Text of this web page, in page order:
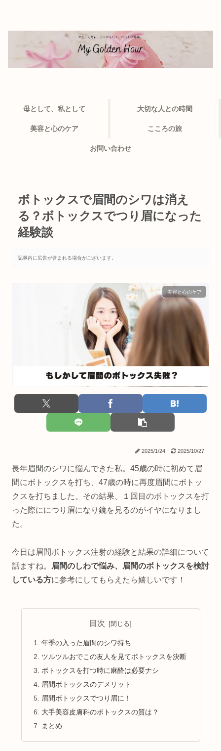
母として、私として 大切な人との時間
美容と心のケア こころの旅
お問い合わせ
ボトックスで眉間のシワは消え
る？ボトックスでつり眉になった
経験談
記事内に広告が含まれる場合がございます。
美容と心のケア
2025/1/24 2025/10/27
長年眉間のシワに悩んできた私。45歳の時に初めて眉
間にボトックスを打ち、47歳の時に再度眉間にボトッ
クスを打ちました。その結果、１回目のボトックスを打
った際ににつり眉になり鏡を見るのがイヤになりまし
た。
今日は眉間ボトックス注射の経験と結果の詳細について
話ますね。
眉間のしわで悩み、眉間のボトックスを検討
している方に参考にしてもらえたら嬉しいです！
目次
年季の入った眉間のシワ持ち
ツルツルおでこの友人を見てボトックスを決断
ボトックスを打つ時に麻酔は必要ナシ
眉間ボトックスのデメリット
眉間ボトックスでつり眉に！
大手美容皮膚科のボトックスの質は？
まとめ